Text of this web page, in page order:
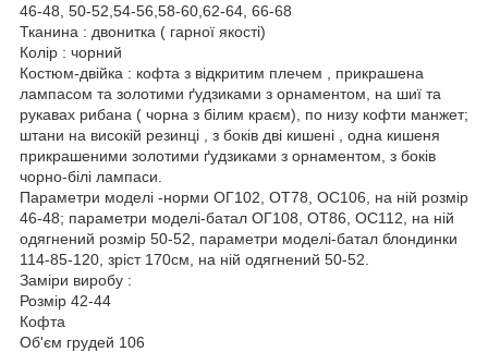
46-48, 50-52,54-56,58-60,62-64, 66-68
Тканина : двонитка ( гарної якості)
Колір : чорний
Костюм-двійка : кофта з відкритим плечем , прикрашена
лампасом та золотими ґудзиками з орнаментом, на шиї та
рукавах рибана ( чорна з білим краєм), по низу кофти манжет;
штани на високій резинці , з боків дві кишені , одна кишеня
прикрашеними золотими ґудзиками з орнаментом, з боків
чорно-білі лампаси.
Параметри моделі -норми ОГ102, ОТ78, ОС106, на ній розмір
46-48; параметри моделі-батал ОГ108, ОТ86, ОС112, на ній
одягнений розмір 50-52, параметри моделі-батал блондинки
114-85-120, зріст 170см, на ній одягнений 50-52.
Заміри виробу :
Розмір 42-44
Кофта
Об'єм грудей 106